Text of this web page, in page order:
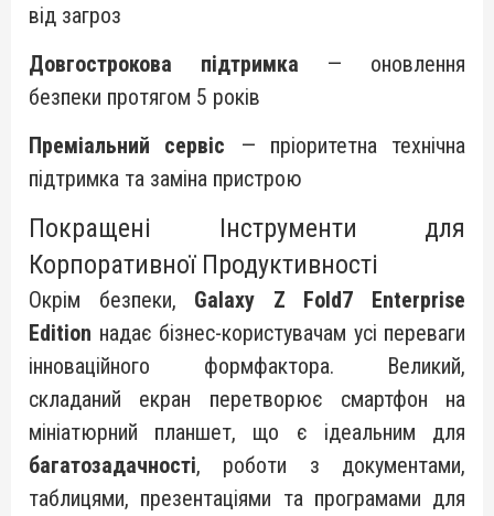
від загроз
Довгострокова підтримка — оновлення
безпеки протягом 5 років
Преміальний сервіс — пріоритетна технічна
підтримка та заміна пристрою
Покращені Інструменти для
Корпоративної Продуктивності
Окрім безпеки, Galaxy Z Fold7 Enterprise
Edition надає бізнес-користувачам усі переваги
інноваційного формфактора. Великий,
складаний екран перетворює смартфон на
мініатюрний планшет, що є ідеальним для
багатозадачності, роботи з документами,
таблицями, презентаціями та програмами для